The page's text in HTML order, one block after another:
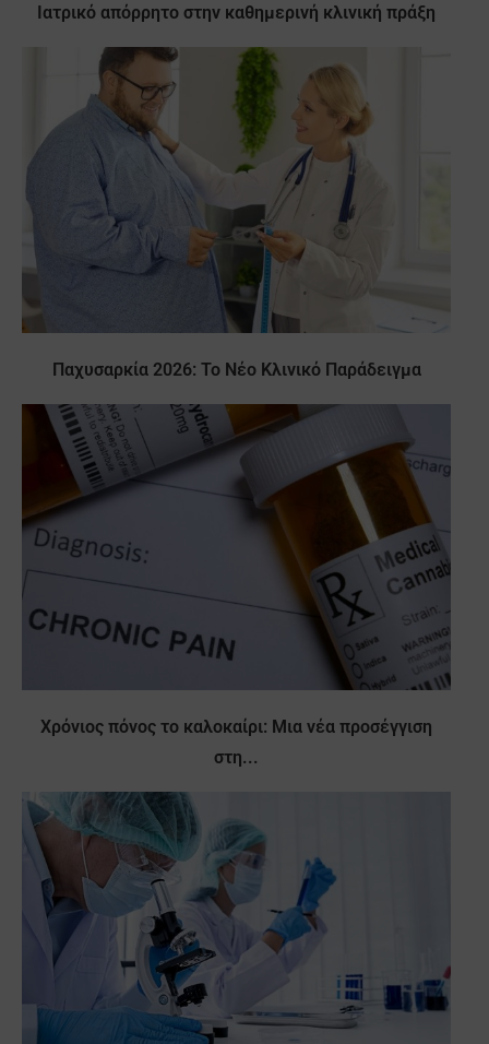
Ιατρικό απόρρητο στην καθημερινή κλινική πράξη
Παχυσαρκία 2026: Το Νέο Κλινικό Παράδειγμα
Χρόνιος πόνος το καλοκαίρι: Μια νέα προσέγγιση
στη...